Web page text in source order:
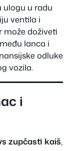
ulogu u radu
ventila i
može doživeti
lanca i
odluke
vozila.
i
zupčasti kaiš,